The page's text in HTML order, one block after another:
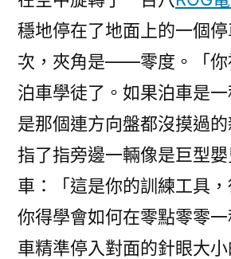
穩地停在了地面上的一個
次，夾角是——零度。「你
泊車學徒了。如果泊車是
是那個連方向盤都沒摸過
指了指旁邊一輛像是巨型
車：「這是你的訓練工具，
你得學會如何在零點零零
車精準停入對面的針眼大小